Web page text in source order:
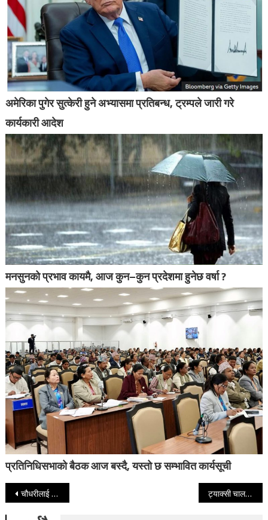
अमेरिका पुगेर सुत्केरी हुने अभ्यासमा प्रतिबन्ध, ट्रम्पले जारी गरे
कार्यकारी आदेश
मनसुनको प्रभाव कायमै, आज कुन–कुन प्रदेशमा हुनेछ वर्षा ?
प्रतिनिधिसभाको बैठक आज बस्दै, यस्तो छ सम्भावित कार्यसूची
Post navigation
चौधरीलाई स्वास्थ्य सचिवमा निरन्तरता दिन सर्वोच्चको आदेश ट्याक्सी चालकको आँखा फोडेर ललितपुरमा भयो लुटपाट